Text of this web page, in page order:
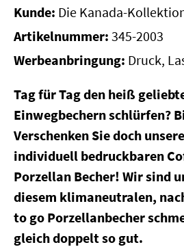
Kunde: Die Kanada-
Artikelnummer: 345-2003
Werbeanbringung: Druck,
Tag für Tag den heiß
Einwegbechern schlürfen?
Verschenken Sie doch
individuell bedruckbaren
Porzellan Becher! Wir sind
diesem klimaneutralen,
to go Porzellanbecher
gleich doppelt so gut.